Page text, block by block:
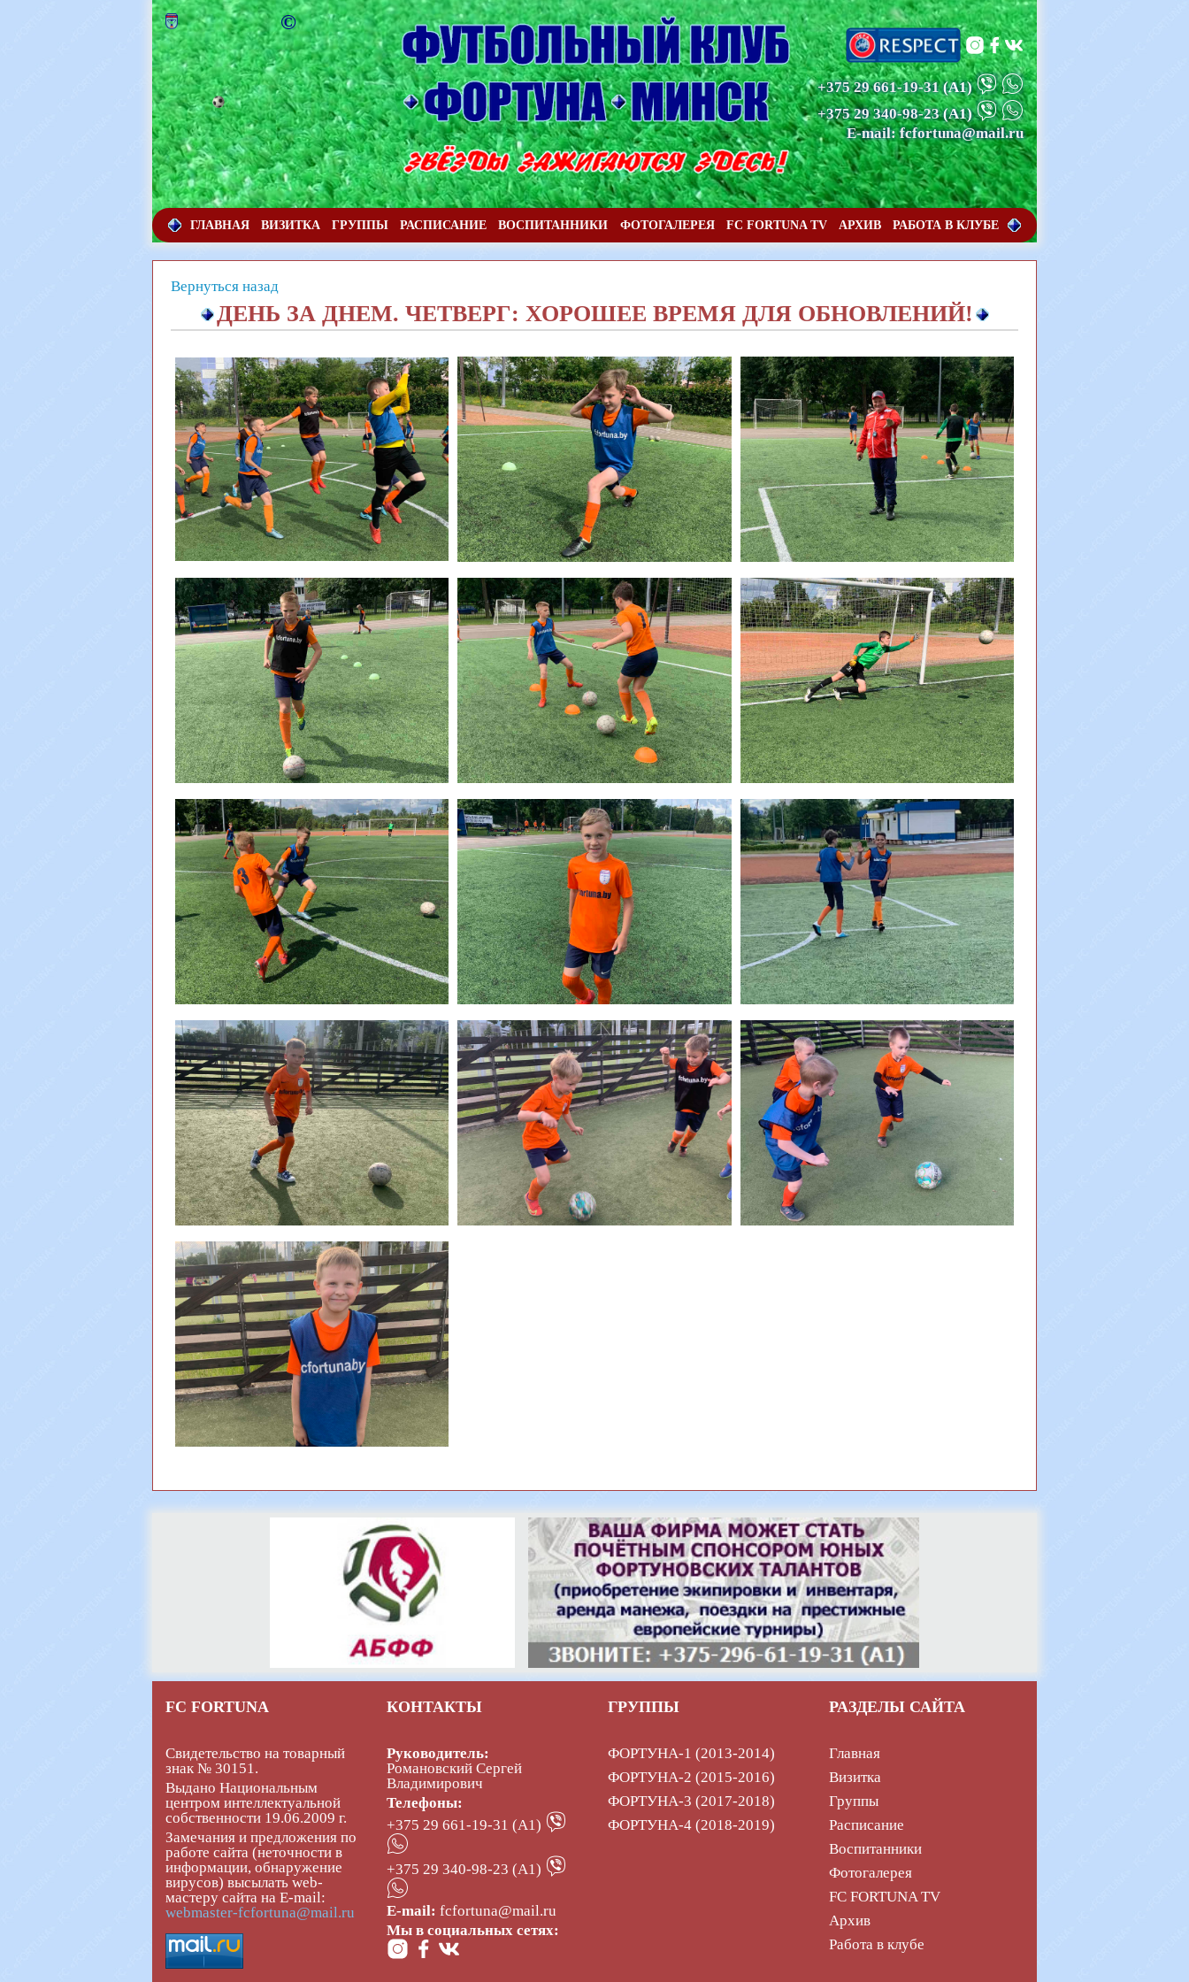
©
+375 29 661-19-31(А1)
+375 29 340-98-23(А1)
E-mail: fcfortuna@mail.ru
ГЛАВНАЯ ВИЗИТКА ГРУППЫ РАСПИСАНИЕ ВОСПИТАННИКИ ФОТОГАЛЕРЕЯ FC FORTUNA TV АРХИВ РАБОТА В КЛУБЕ
Вернуться назад
ДЕНЬ ЗА ДНЕМ. ЧЕТВЕРГ: ХОРОШЕЕ ВРЕМЯ ДЛЯ ОБНОВЛЕНИЙ!
FC FORTUNA
Свидетельство на товарный
знак № 30151.
Выдано Национальным
центром интеллектуальной
собственности 19.06.2009 г.
Замечания и предложения по
работе сайта (неточности в
информации, обнаружение
вирусов) высылать web-
мастеру сайта на E-mail:
webmaster-fcfortuna@mail.ru
КОНТАКТЫ
Руководитель:
Романовский Сергей
Владимирович
Телефоны:
+375 29 661-19-31 (А1)
+375 29 340-98-23 (А1)
E-mail: fcfortuna@mail.ru
Мы в социальных сетях:
ГРУППЫ
ФОРТУНА-1 (2013-2014)
ФОРТУНА-2 (2015-2016)
ФОРТУНА-3 (2017-2018)
ФОРТУНА-4 (2018-2019)
РАЗДЕЛЫ САЙТА
Главная
Визитка
Группы
Расписание
Воспитанники
Фотогалерея
FC FORTUNA TV
Архив
Работа в клубе